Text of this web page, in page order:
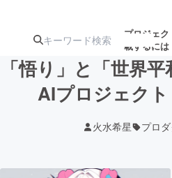
プロジェ
載するには
ターン
注目の新着プロ
ジェクト
「悟り」と「世界
AIプロジェクト
火水希星 プロ